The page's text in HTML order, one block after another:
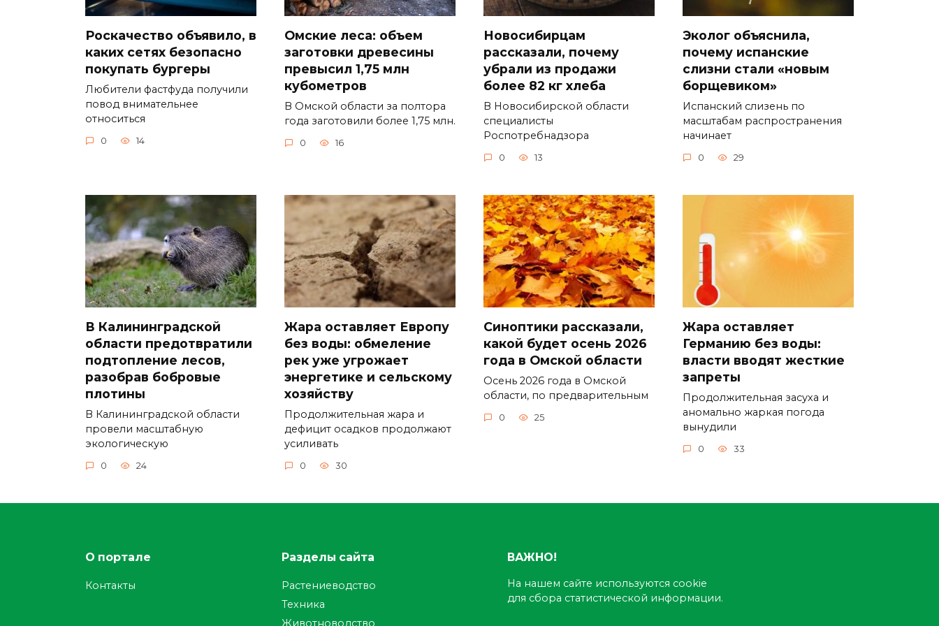
Роскачество объявило, в
каких сетях безопасно
покупать бургеры
Любители фастфуда получили
повод внимательнее
относиться
0 14
Омские леса: объем
заготовки древесины
превысил 1,75 млн
кубометров
В Омской области за полтора
года заготовили более 1,75 млн.
0 16
Новосибирцам
рассказали, почему
убрали из продажи
более 82 кг хлеба
В Новосибирской области
специалисты
Роспотребнадзора
0 13
Эколог объяснила,
почему испанские
слизни стали «новым
борщевиком»
Испанский слизень по
масштабам распространения
начинает
0 29
В Калининградской
области предотвратили
подтопление лесов,
разобрав бобровые
плотины
В Калининградской области
провели масштабную
экологическую
0 24
Жара оставляет Европу
без воды: обмеление
рек уже угрожает
энергетике и сельскому
хозяйству
Продолжительная жара и
дефицит осадков продолжают
усиливать
0 30
Синоптики рассказали,
какой будет осень 2026
года в Омской области
Осень 2026 года в Омской
области, по предварительным
0 25
Жара оставляет
Германию без воды:
власти вводят жесткие
запреты
Продолжительная засуха и
аномально жаркая погода
вынудили
0 33
О портале
Контакты
Разделы сайта
Растениеводство
Техника
Животноводство
ВАЖНО!
На нашем сайте используются cookie
для сбора статистической информации.